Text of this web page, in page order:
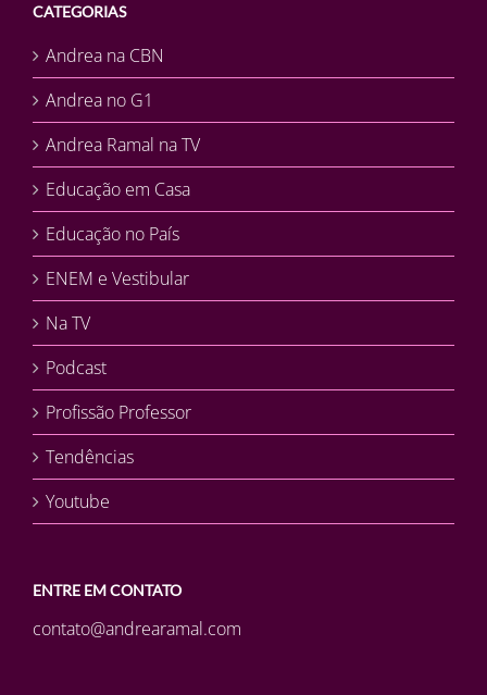
CATEGORIAS
Andrea na CBN
Andrea no G1
Andrea Ramal na TV
Educação em Casa
Educação no País
ENEM e Vestibular
Na TV
Podcast
Profissão Professor
Tendências
Youtube
ENTRE EM CONTATO
contato@andrearamal.com